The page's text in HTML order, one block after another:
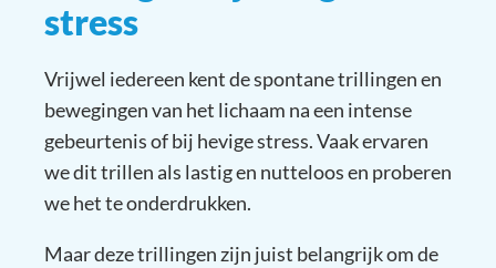
stress
Vrijwel iedereen kent de spontane trillingen en
bewegingen van het lichaam na een intense
gebeurtenis of bij hevige stress. Vaak ervaren
we dit trillen als lastig en nutteloos en proberen
we het te onderdrukken.
Maar deze trillingen zijn juist belangrijk om de